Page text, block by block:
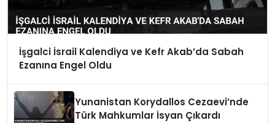
İşgalci İsrail Kalendiya ve Kefr Akab’da Sabah
Ezanına Engel Oldu
Yunanistan Korydallos Cezaevi’nde
Türk Mahkumlar İsyan Çıkardı